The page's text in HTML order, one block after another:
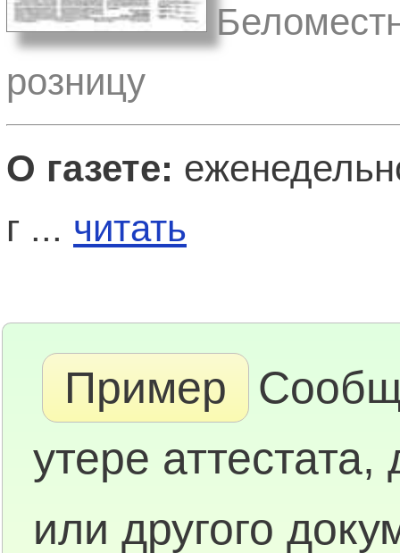
розницу
О газете:
г ... читать
Пример
утере
или другого